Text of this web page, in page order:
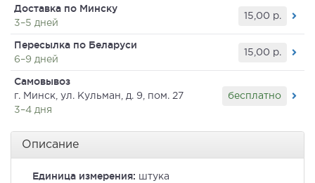
Доставка по Минску
3–5 дней
15,00 р.
Пересылка по Беларуси
6–9 дней
15,00 р.
Самовывоз
г. Минск, ул. Кульман, д. 9, пом. 27
3–4 дня
бесплатно
Описание
Единица измерения: штука